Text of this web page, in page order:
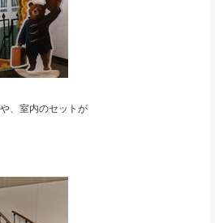
、室内のセットが